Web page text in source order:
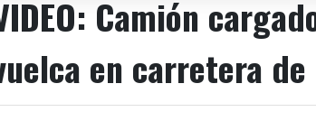
Camión
en carretera de